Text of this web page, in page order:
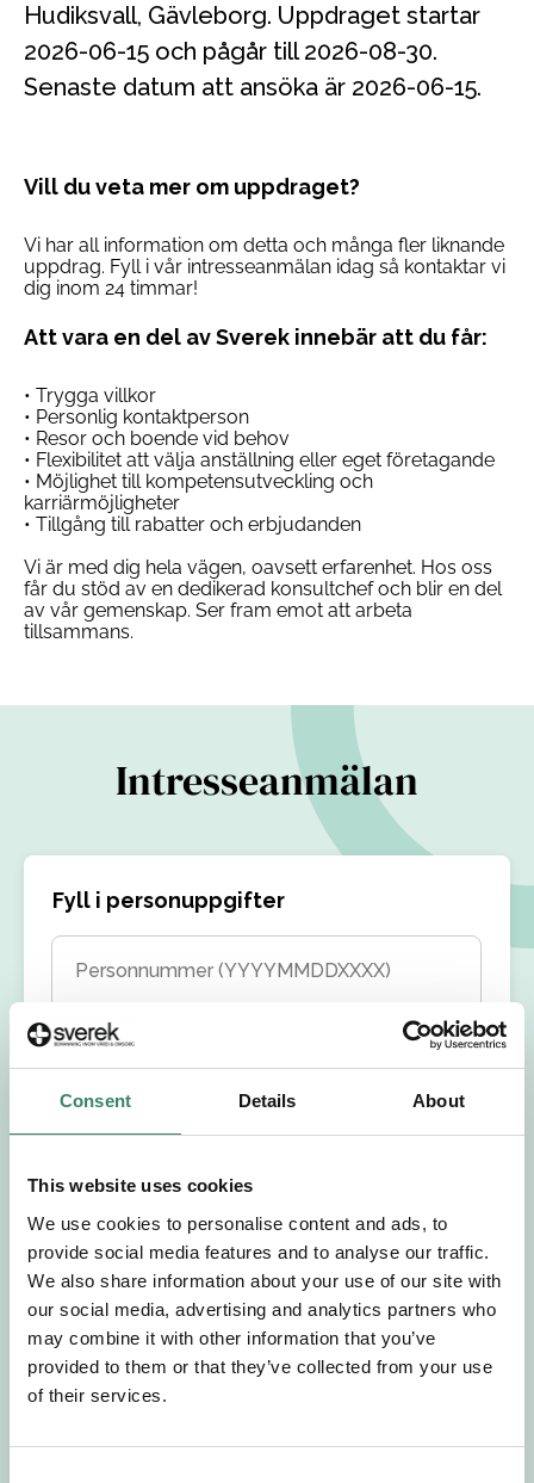
Consent Details About
This website uses cookies
We use cookies to personalise content and ads, to
provide social media features and to analyse our traffic.
We also share information about your use of our site with
our social media, advertising and analytics partners who
may combine it with other information that you’ve
provided to them or that they’ve collected from your use
of their services.
Hudiksvall, Gävleborg. Uppdraget startar
2026-06-15 och pågår till 2026-08-30.
Senaste datum att ansöka är 2026-06-15.
Vill du veta mer om uppdraget?
Vi har all information om detta och många fler liknande
uppdrag. Fyll i vår intresseanmälan idag så kontaktar vi
dig inom 24 timmar!
Att vara en del av Sverek innebär att du får:
• Trygga villkor
• Personlig kontaktperson
• Resor och boende vid behov
• Flexibilitet att välja anställning eller eget företagande
• Möjlighet till kompetensutveckling och
karriärmöjligheter
• Tillgång till rabatter och erbjudanden
Vi är med dig hela vägen, oavsett erfarenhet. Hos oss
får du stöd av en dedikerad konsultchef och blir en del
av vår gemenskap. Ser fram emot att arbeta
tillsammans.
Intresseanmälan
Fyll i personuppgifter
Personnummer (YYYYMMDDXXXX)
Förnamn
Efternamn
Välj yrkesroll
Välj önskat arbetsområde
Välj önskad anställningsform
+46